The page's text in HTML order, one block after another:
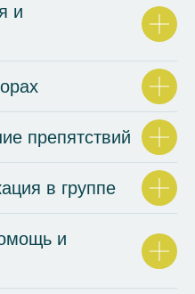
и
препятствий
в группе
и